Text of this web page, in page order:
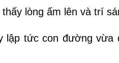
lòng ấm lên và trí
lập tức con đường vừa